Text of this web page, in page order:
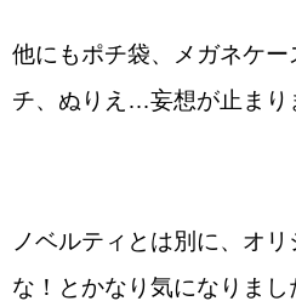
他にもポチ袋、メガネケー
チ、ぬりえ…妄想が止まり
ノベルティとは別に、オ
な！とかなり気になりまし